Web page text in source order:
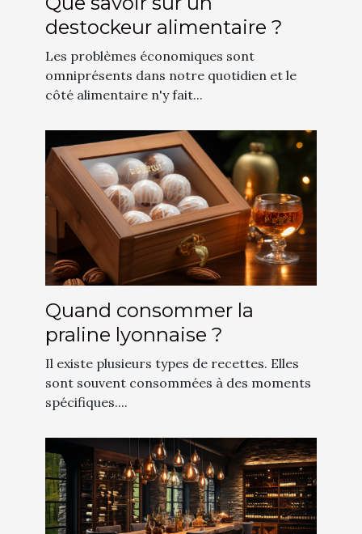
destockeur alimentaire ?
Les problèmes économiques sont
omniprésents dans notre quotidien et le
côté alimentaire n'y fait...
Quand consommer la
praline lyonnaise ?
Il existe plusieurs types de recettes. Elles
sont souvent consommées à des moments
spécifiques....